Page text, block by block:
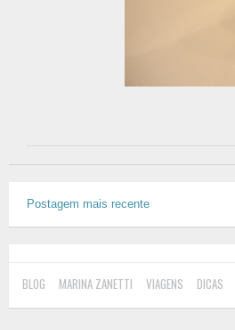
Postagem mais recente
BLOG MARINA ZANETTI VIAGENS DICAS